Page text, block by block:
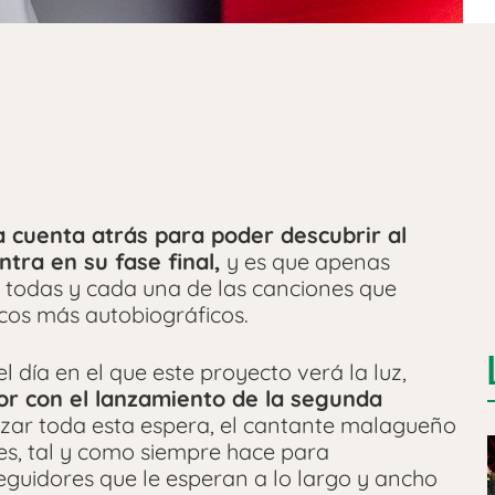
cuenta atrás para poder descubrir al
en su fase final, y es que apenas
y cada una de las canciones que
más autobiográficos.
día en el que este proyecto verá la luz,
con el lanzamiento de la segunda
toda esta espera, el cantante malagueño
tal y como siempre hace para
que le esperan a lo largo y ancho